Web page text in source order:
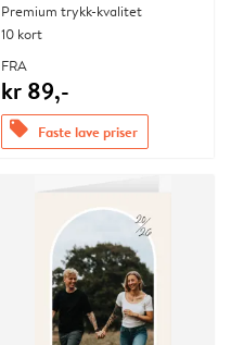
Premium trykk-kvalitet
10 kort
FRA
kr 89,-
offers Faste lave priser